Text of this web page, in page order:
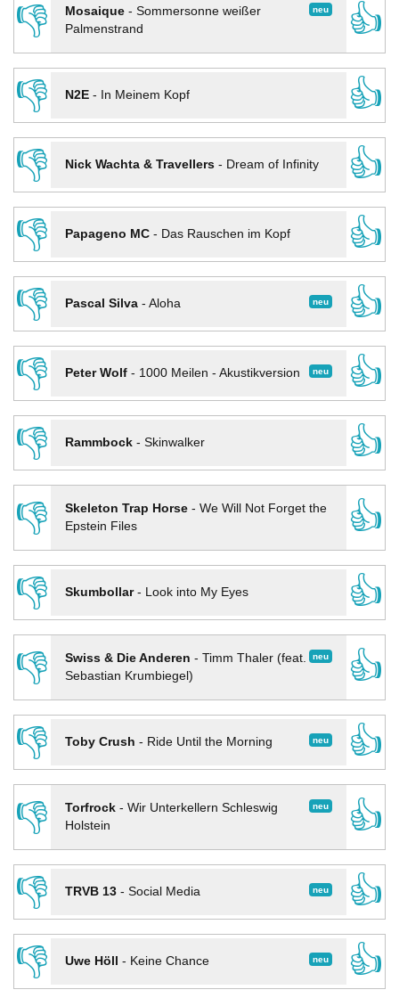
👎
neu
Mosaique- Sommersonne weißer
Palmenstrand
👍
👎
N2E- In Meinem Kopf
👍
👎
Nick Wachta & Travellers- Dream of Infinity
👍
👎
Papageno MC- Das Rauschen im Kopf
👍
👎
neu
Pascal Silva- Aloha
👍
👎
neu
Peter Wolf- 1000 Meilen - Akustikversion
👍
👎
Rammbock- Skinwalker
👍
👎
Skeleton Trap Horse- We Will Not Forget the
Epstein Files
👍
👎
Skumbollar- Look into My Eyes
👍
👎
neu
Swiss & Die Anderen - Timm Thaler (feat.
Sebastian Krumbiegel)
👍
👎
neu
Toby Crush - Ride Until the Morning
👍
👎
neu
Torfrock- Wir Unterkellern Schleswig
Holstein
👍
👎
neu
TRVB 13- Social Media
👍
👎
neu
Uwe Höll - Keine Chance
👍